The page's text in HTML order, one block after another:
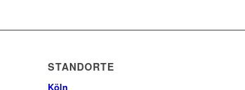
STANDORTE
Köln